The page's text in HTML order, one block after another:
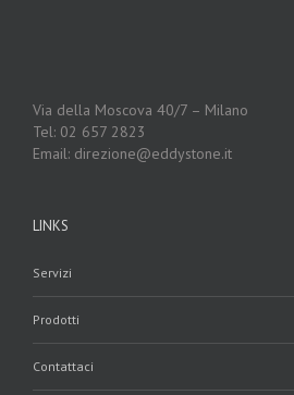
Via della Moscova 40/7 – Milano
Tel: 02 657 2823
Email: direzione@eddystone.it
LINKS
Servizi
Prodotti
Contattaci